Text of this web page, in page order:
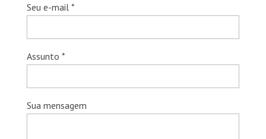
Seu e-mail *
Assunto *
Sua mensagem